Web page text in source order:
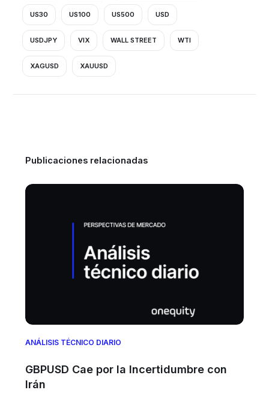
US30 US100 US500 USD
USDJPY VIX WALL STREET WTI
XAGUSD XAUUSD
Publicaciones relacionadas
ANÁLISIS TÉCNICO DIARIO
GBPUSD Cae por la Incertidumbre con
Irán